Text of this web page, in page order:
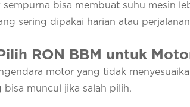
sempurna bisa membuat suhu mesin
sering dipakai harian atau
RON BBM untuk
motor yang tidak
muncul jika salah pilih.